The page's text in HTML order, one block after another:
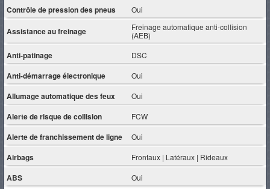
Contrôle de pression des pneus Oui
Assistance au freinage
Freinage automatique anti-collision
(AEB)
Anti-patinage DSC
Anti-démarrage électronique Oui
Allumage automatique des feux Oui
Alerte de risque de collision FCW
Alerte de franchissement de ligne Oui
Airbags Frontaux | Latéraux | Rideaux
ABS Oui